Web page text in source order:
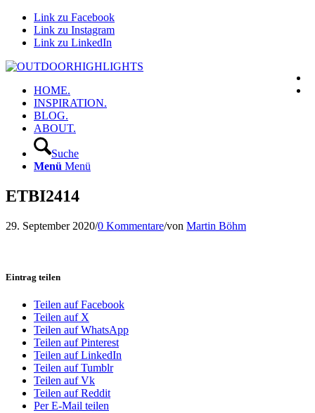
Link zu Facebook
Link zu Instagram
Link zu LinkedIn
HOME.
INSPIRATION.
BLOG.
ABOUT.
Suche
Menü Menü
ETBI2414
29. September 2020/0 Kommentare/von Martin Böhm
Eintrag teilen
Teilen auf Facebook
Teilen auf X
Teilen auf WhatsApp
Teilen auf Pinterest
Teilen auf LinkedIn
Teilen auf Tumblr
Teilen auf Vk
Teilen auf Reddit
Per E-Mail teilen